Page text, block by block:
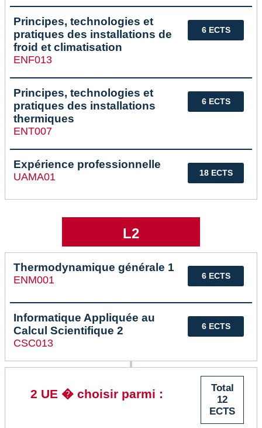
6 ECTS
Principes, technologies et
pratiques des installations de
froid et climatisation
ENF013
6 ECTS
Principes, technologies et
pratiques des installations
thermiques
ENT007
18 ECTS
Expérience professionnelle
UAMA01
L2
6 ECTS
Thermodynamique générale 1
ENM001
6 ECTS
Informatique Appliquée au
Calcul Scientifique 2
CSC013
Total
12
ECTS
2 UE � choisir parmi :